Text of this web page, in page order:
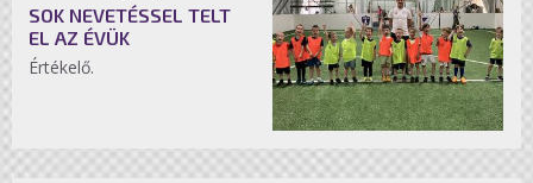
SOK NEVETÉSSEL TELT
EL AZ ÉVÜK
Értékelő.